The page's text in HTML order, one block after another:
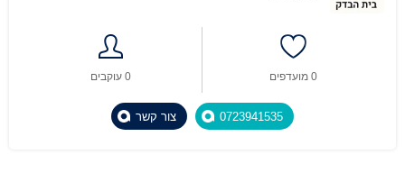
0 עוקבים 0 מועדפים
צור קשר 0723941535